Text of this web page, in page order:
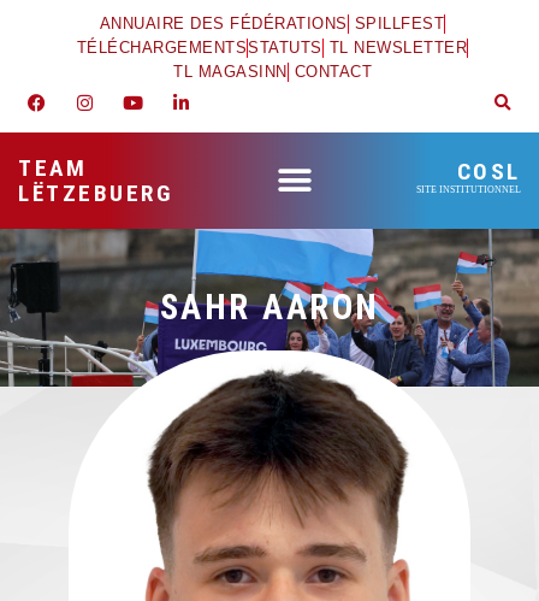
ANNUAIRE DES FÉDÉRATIONS SPILLFEST
TÉLÉCHARGEMENTSSTATUTS TL NEWSLETTER
TL MAGASINN CONTACT
TEAM
LËTZEBUERG
COSL
SITE INSTITUTIONNEL
SAHR AARON